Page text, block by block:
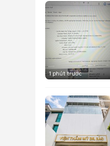
1 phút trước